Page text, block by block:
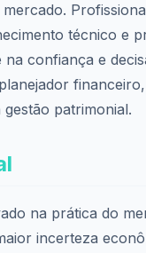
técnico e
na confiança e
patrimonial.
na prática do
incerteza